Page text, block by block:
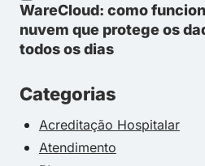
WareCloud: como
nuvem que protege os
todos os dias
Categorias
Acreditação Hospitalar
Atendimento